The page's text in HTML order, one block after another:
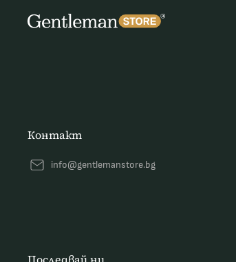
Контакт
info@gentlemanstore.bg